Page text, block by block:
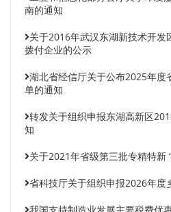
南的通知
关于2016年武汉东湖新技术开
拨付企业的公示
湖北省经信厅关于公布2025年度
单的通知
转发关于组织申报东湖高新区
知
关于2021年省级第三批专精特新
省科技厅关于组织申报2026年度